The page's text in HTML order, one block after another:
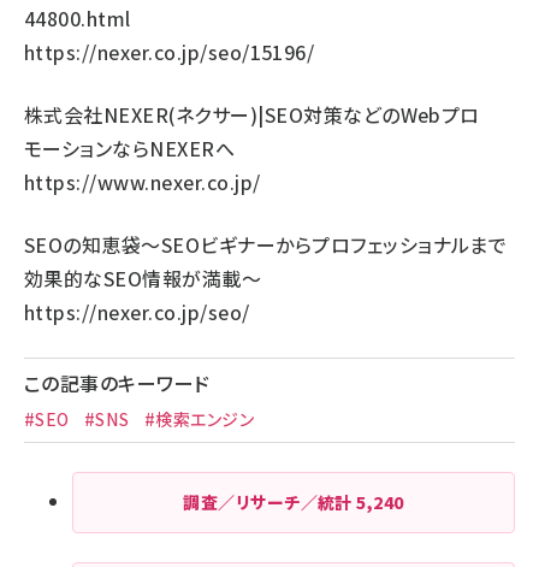
44800.html
https://nexer.co.jp/seo/15196/
株式会社NEXER(ネクサー)|SEO対策などのWebプロ
モーションならNEXERへ
https://www.nexer.co.jp/
SEOの知恵袋～SEOビギナーからプロフェッショナルまで
効果的なSEO情報が満載～
https://nexer.co.jp/seo/
この記事のキーワード
#SEO #SNS #検索エンジン
調査／リサーチ／統計5,240